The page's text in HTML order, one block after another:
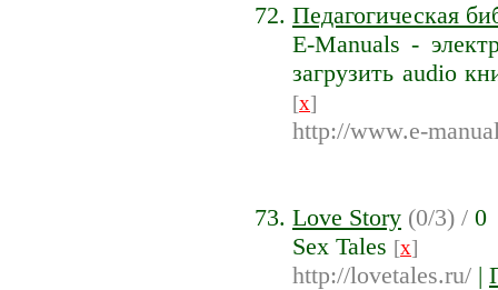
Педагогическая
E-Manuals -
загрузить audio
[x]
http://www.e-
Love Story (0/3) / 0
Sex Tales [x]
http://lovetales.ru/ |